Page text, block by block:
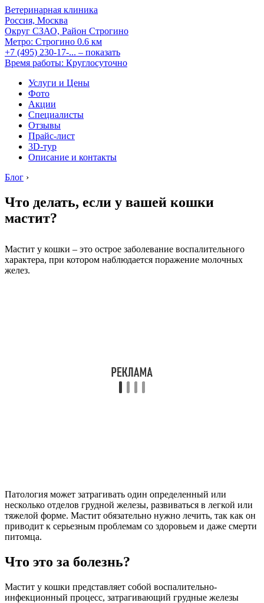
Ветеринарная клиника
Россия, Москва
Округ СЗАО, Район Строгино
Метро: Строгино 0.6 км
+7 (495) 230-17-... – показать
Время работы: Круглосуточно
Услуги и Цены
Фото
Акции
Специалисты
Отзывы
Прайс-лист
3D-тур
Описание и контакты
Блог ›
Что делать, если у вашей кошки
мастит?
Мастит у кошки – это острое заболевание воспалительного
характера, при котором наблюдается поражение молочных
желез.
Патология может затрагивать один определенный или
несколько отделов грудной железы, развиваться в легкой или
тяжелой форме. Мастит обязательно нужно лечить, так как он
приводит к серьезным проблемам со здоровьем и даже смерти
питомца.
Что это за болезнь?
Мастит у кошки представляет собой воспалительно-
инфекционный процесс, затрагивающий грудные железы